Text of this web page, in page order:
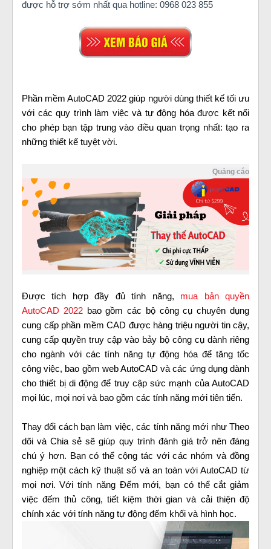
được hỗ trợ sớm nhất qua hotline: 0968 023 855
Phần mềm AutoCAD 2022 giúp người dùng thiết kế tối ưu
với các quy trình làm việc và tự động hóa được kết nối
cho phép bạn tập trung vào điều quan trọng nhất: tạo ra
những thiết kế tuyệt vời.
Quảng cáo
Được tích hợp đầy đủ tính năng, mua bản quyền
AutoCAD 2022bao gồm các bộ công cụ chuyên dụng
cung cấp phần mềm CAD được hàng triệu người tin cậy,
cung cấp quyền truy cập vào bảy bộ công cụ dành riêng
cho ngành với các tính năng tự động hóa để tăng tốc
công việc, bao gồm web AutoCAD và các ứng dụng dành
cho thiết bị di động để truy cập sức mạnh của AutoCAD
mọi lúc, mọi nơi và bao gồm các tính năng mới tiên tiến.
Thay đổi cách bạn làm việc, các tính năng mới như Theo
dõi và Chia sẻ sẽ giúp quy trình đánh giá trở nên đáng
chú ý hơn. Bạn có thể cộng tác với các nhóm và đồng
nghiệp một cách kỹ thuật số và an toàn với AutoCAD từ
mọi nơi. Với tính năng Đếm mới, bạn có thể cắt giảm
việc đếm thủ công, tiết kiệm thời gian và cải thiện độ
chính xác với tính năng tự động đếm khối và hình học.